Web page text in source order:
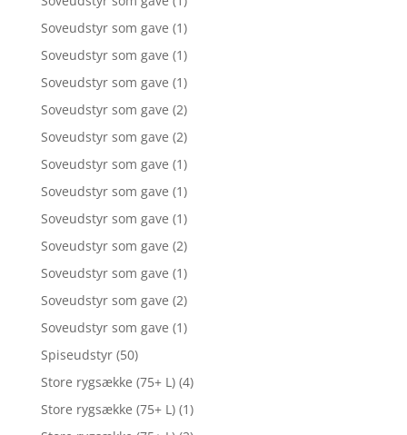
Soveudstyr som gave (1)
Soveudstyr som gave (1)
Soveudstyr som gave (1)
Soveudstyr som gave (2)
Soveudstyr som gave (2)
Soveudstyr som gave (1)
Soveudstyr som gave (1)
Soveudstyr som gave (1)
Soveudstyr som gave (2)
Soveudstyr som gave (1)
Soveudstyr som gave (2)
Soveudstyr som gave (1)
Spiseudstyr (50)
Store rygsække (75+ L) (4)
Store rygsække (75+ L) (1)